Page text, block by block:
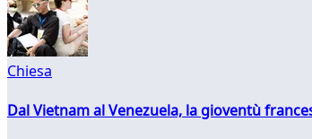
Chiesa
Dal Vietnam al Venezuela, la gioventù